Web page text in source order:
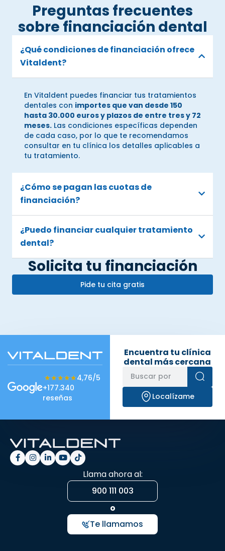
Preguntas frecuentes
sobre financiación dental
¿Qué condiciones de financiación ofrece
Vitaldent?
En Vitaldent puedes financiar tus tratamientos
dentales con importes que van desde 150
hasta 30.000 euros y plazos de entre tres y 72
meses. Las condiciones específicas dependen
de cada caso, por lo que te recomendamos
consultar en tu clínica los detalles aplicables a
tu tratamiento.
¿Cómo se pagan las cuotas de
financiación?
¿Puedo financiar cualquier tratamiento
dental?
Solicita tu financiación
Pide tu cita gratis
★★★★★
★★★★★4,76/5
+177.340
reseñas
Encuentra tu clínica
dental más cercana
Localízame
Llama ahora al:
900 111 003
o
Te llamamos